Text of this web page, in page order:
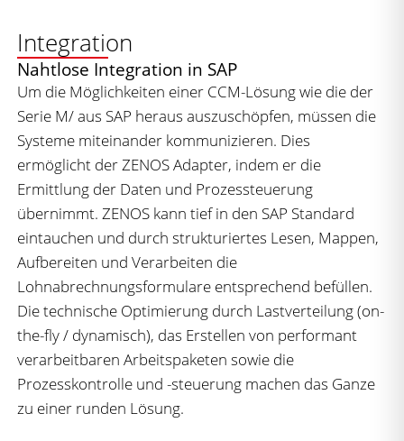
Integration
Nahtlose Integration in SAP
Um die Möglichkeiten einer CCM-Lösung wie die der
Serie M/ aus SAP heraus auszuschöpfen, müssen die
Systeme miteinander kommunizieren. Dies
ermöglicht der ZENOS Adapter, indem er die
Ermittlung der Daten und Prozessteuerung
übernimmt. ZENOS kann tief in den SAP Standard
eintauchen und durch strukturiertes Lesen, Mappen,
Aufbereiten und Verarbeiten die
Lohnabrechnungsformulare entsprechend befüllen.
Die technische Optimierung durch Lastverteilung (on-
the-fly / dynamisch), das Erstellen von performant
verarbeitbaren Arbeitspaketen sowie die
Prozesskontrolle und -steuerung machen das Ganze
zu einer runden Lösung.